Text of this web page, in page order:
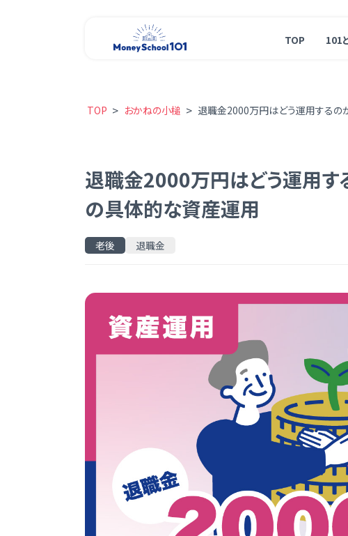
TOP 101
TOP > おかねの小槌 > 退職金2000万円はどう運用するの
退職金2000万円はどう運用す
の具体的な資産運用
老後 退職金